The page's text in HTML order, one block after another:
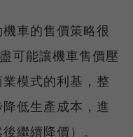
車的售價策略很
可能讓機車售價壓
模式的利基，整
低生產成本，進
繼續降價）。